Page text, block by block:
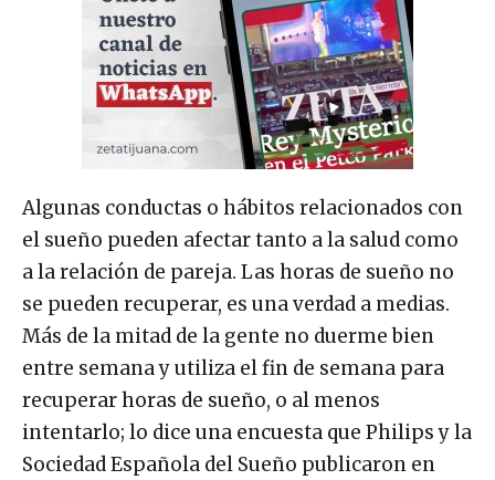
Algunas conductas o hábitos relacionados con
el sueño pueden afectar tanto a la salud como
a la relación de pareja. Las horas de sueño no
se pueden recuperar, es una verdad a medias.
Más de la mitad de la gente no duerme bien
entre semana y utiliza el fin de semana para
recuperar horas de sueño, o al menos
intentarlo; lo dice una encuesta que Philips y la
Sociedad Española del Sueño publicaron en